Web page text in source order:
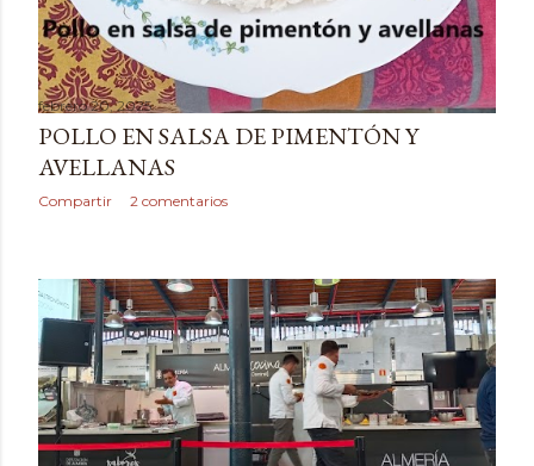
febrero 20, 2025
POLLO EN SALSA DE PIMENTÓN Y
AVELLANAS
Compartir 2 comentarios